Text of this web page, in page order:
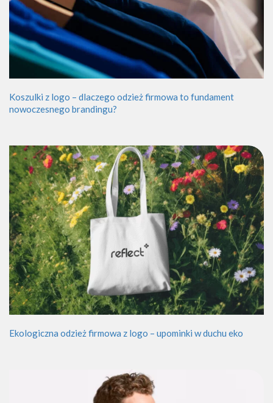
Koszulki z logo – dlaczego odzież firmowa to fundament
nowoczesnego brandingu?
Ekologiczna odzież firmowa z logo – upominki w duchu eko